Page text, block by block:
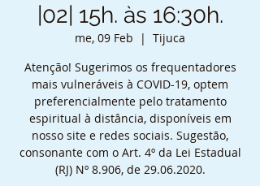
|02| 15h. às 16:30h.
me, 09 Feb
  |
Tijuca
Atenção! Sugerimos os frequentadores
mais vulneráveis à COVID-19, optem
preferencialmente pelo tratamento
espiritual à distância, disponíveis em
nosso site e redes sociais. Sugestão,
consonante com o Art. 4º da Lei Estadual
(RJ) Nº 8.906, de 29.06.2020.